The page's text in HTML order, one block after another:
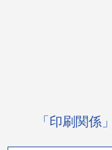
「印刷関係